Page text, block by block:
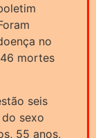
no
mortes
seis
sexo
55 anos,